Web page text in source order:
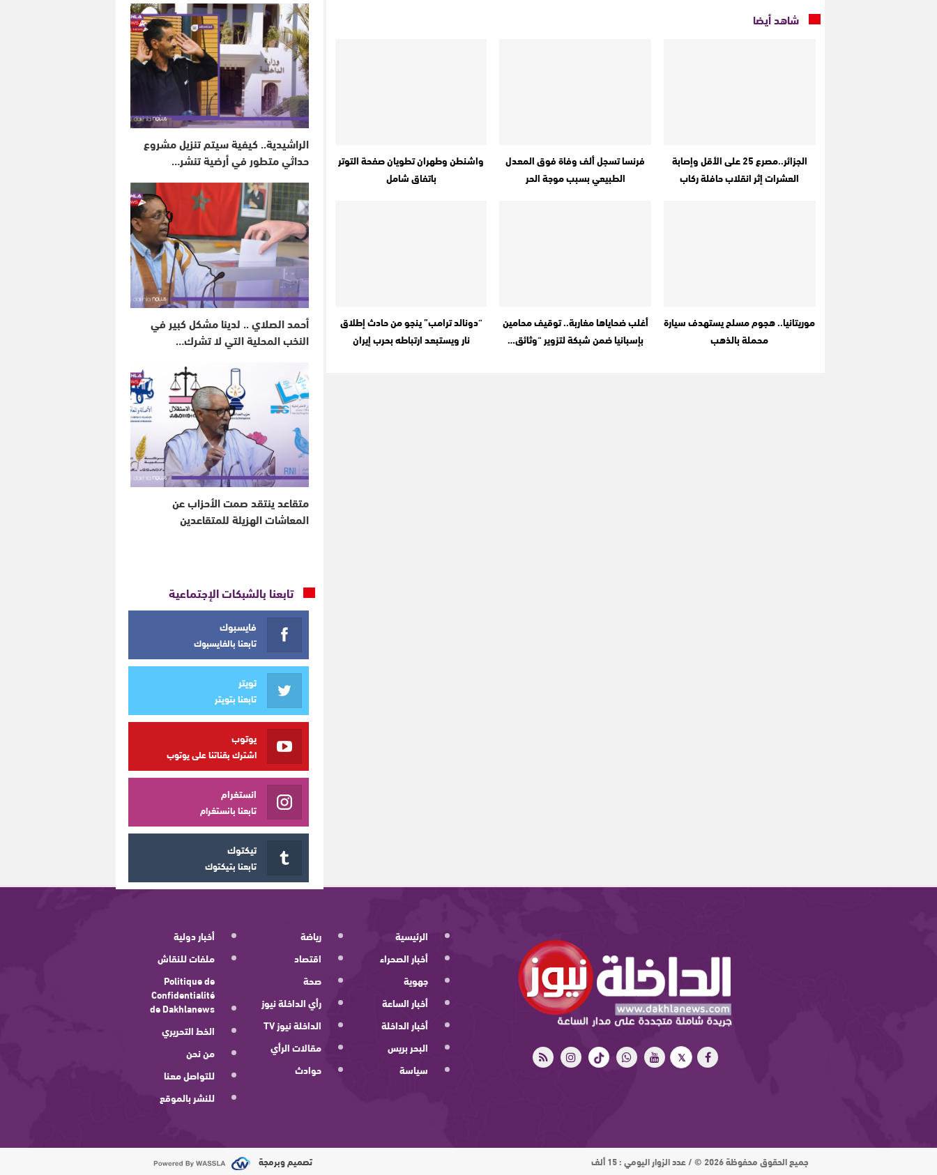
شاهد أيضا
الجزائر..مصرع 25 على الأقل وإصابة
العشرات إثر انقلاب حافلة ركاب
فرنسا تسجل ألف وفاة فوق المعدل
الطبيعي بسبب موجة الحر
واشنطن وطهران تطويان صفحة التوتر
باتفاق شامل
موريتانيا.. هجوم مسلح يستهدف سيارة
محملة بالذهب
أغلب ضحاياها مغاربة.. توقيف محامين
بإسبانيا ضمن شبكة لتزوير “وثائق…
“دونالد ترامب” ينجو من حادث إطلاق
نار ويستبعد ارتباطه بحرب إيران
الراشيدية.. كيفية سيتم تنزيل مشروع
حداثي متطور في أرضية تنشر…
أحمد الصلاي .. لدينا مشكل كبير في
النخب المحلية التي لا تشرك…
متقاعد ينتقد صمت الأحزاب عن
المعاشات الهزيلة للمتقاعدين
تابعنا بالشبكات الإجتماعية
فايسبوك
تابعنا بالفايسبوك
تويتر
تابعنا بتويتر
يوتوب
اشترك بقناتنا على يوتوب
انستغرام
تابعنا بانستغرام
تيكتوك
تابعنا بتيكتوك
الرئيسية
أخبار الصحراء
جهوية
أخبار الساعة
أخبار الداخلة
البحر بريس
سياسة
رياضة
اقتصاد
صحة
رأي الداخلة نيوز
الداخلة نيوز TV
مقالات الرأي
حوادث
أخبار دولية
ملفات للنقاش
Politique de
Confidentialité
de Dakhlanews
الخط التحريري
من نحن
للتواصل معنا
للنشر بالموقع
جميع الحقوق محفوظة 2026 © / عدد الزوار اليومي : 15 ألف تصميم وبرمجة